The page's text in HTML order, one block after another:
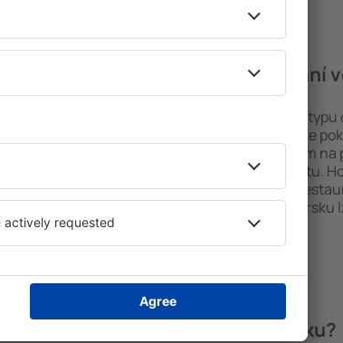
Jaké vybavení nabízí ubytování
Vybavení ubytování ve Štýrsku záleží na
hvězdiček. V dostupných místech najdete
koutem, balkonem, klimatizací, přístrojem na
sadou ručníků nebo přístupem k internetu.
bezplatné parkování, objednat si jídla z
zvolit hotel s bazénem. Ubytování ve Štýrsku
se službou přepravy z nebo na letiště.
Kolik stojí ubytování ve Štýrsku?